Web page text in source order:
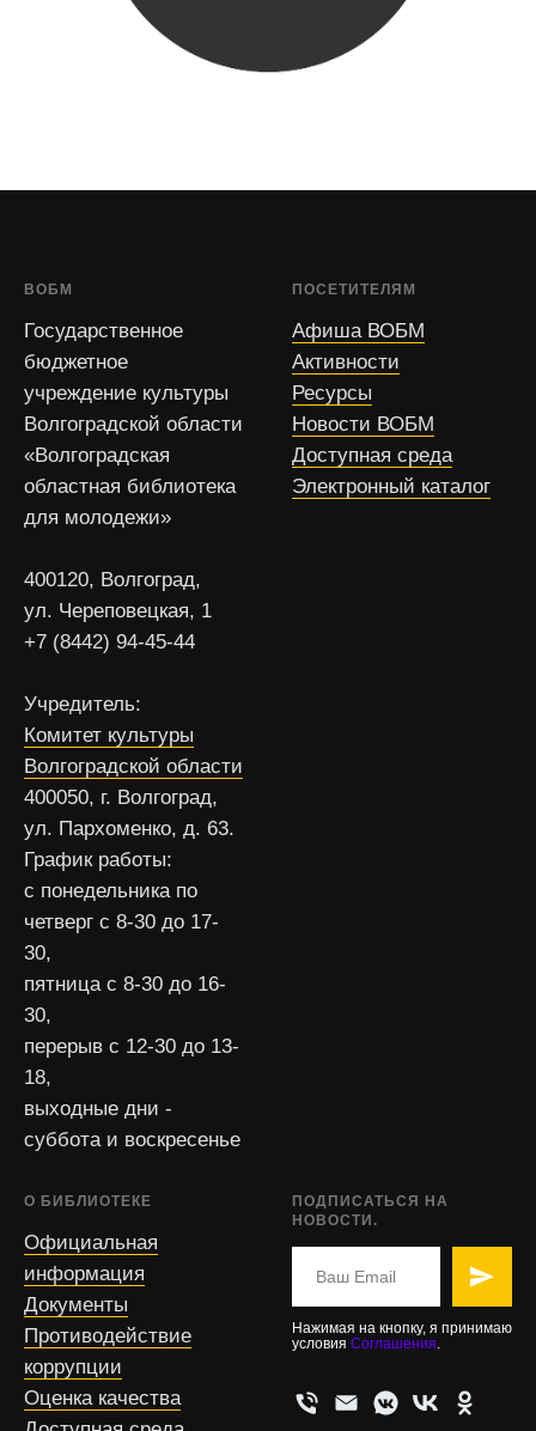
ВОБМ
Государственное
бюджетное
учреждение культуры
Волгоградской области
«Волгоградская
областная библиотека
для молодежи»
400120, Волгоград,
ул. Череповецкая, 1
+7 (8442) 94-45-44
Учредитель:
Комитет культуры
Волгоградской области
400050, г. Волгоград,
ул. Пархоменко, д. 63.
График работы:
с понедельника по
четверг с 8-30 до 17-
30,
пятница с 8-30 до 16-
30,
перерыв с 12-30 до 13-
18,
выходные дни -
суббота и воскресенье
ПОСЕТИТЕЛЯМ
Афиша ВОБМ
Активности
Ресурсы
Новости ВОБМ
Доступная среда
Электронный каталог
О БИБЛИОТЕКЕ
Официальная
информация
Документы
Противодействие
коррупции
Оценка качества
ПОДПИСАТЬСЯ НА
НОВОСТИ.
Нажимая на кнопку, я принимаю
условия Соглашения.